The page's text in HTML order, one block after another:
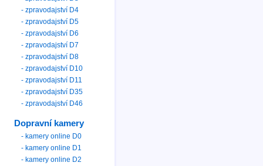
- zpravodajství D4
- zpravodajství D5
- zpravodajství D6
- zpravodajství D7
- zpravodajství D8
- zpravodajství D10
- zpravodajství D11
- zpravodajství D35
- zpravodajství D46
Dopravní kamery
- kamery online D0
- kamery online D1
- kamery online D2